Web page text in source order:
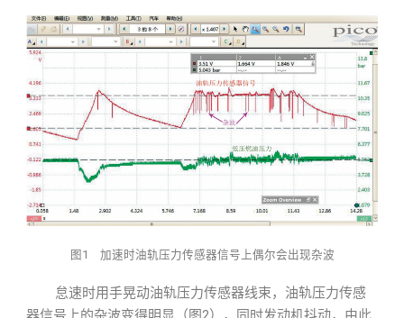
图1 加速时油轨压力传感器信号上偶尔会出现杂波
怠速时用手晃动油轨压力传感器线束，油轨压力传感